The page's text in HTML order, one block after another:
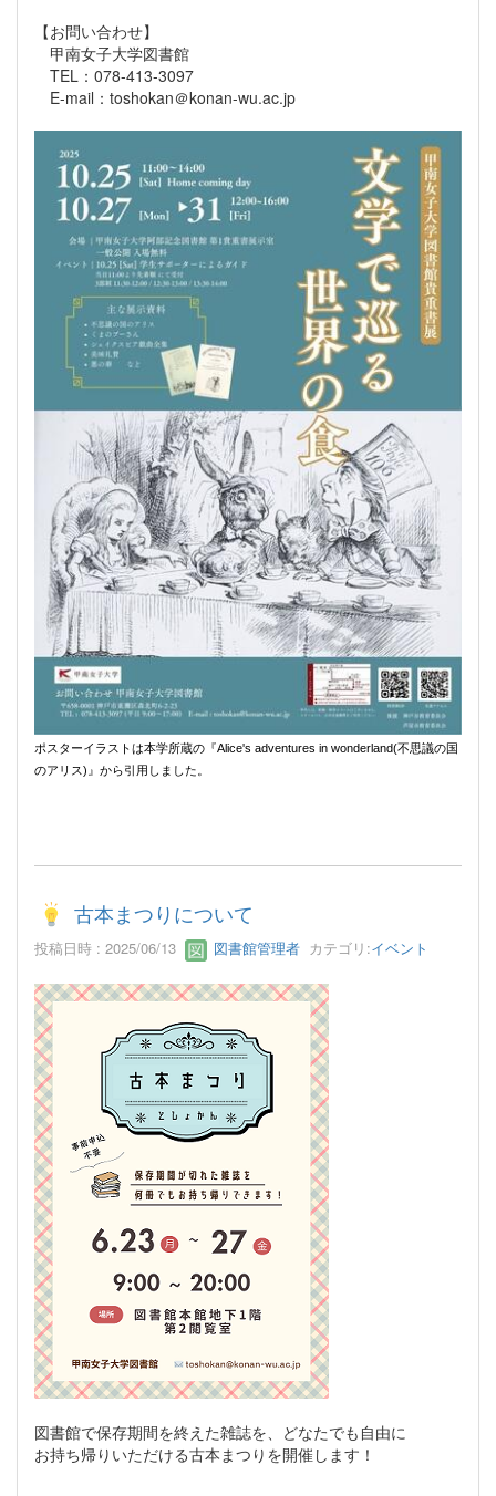
【お問い合わせ】
甲南女子大学図書館
TEL：078-413-3097
E-mail：toshokan＠konan-wu.ac.jp
ポスターイラストは本学所蔵の『Alice's adventures in wonderland(不思議の国
のアリス)』から引用しました。
古本まつりについて
投稿日時 : 2025/06/13 図書館管理者 カテゴリ:イベント
図書館で保存期間を終えた雑誌を、どなたでも自由に
お持ち帰りいただける古本まつりを開催します！